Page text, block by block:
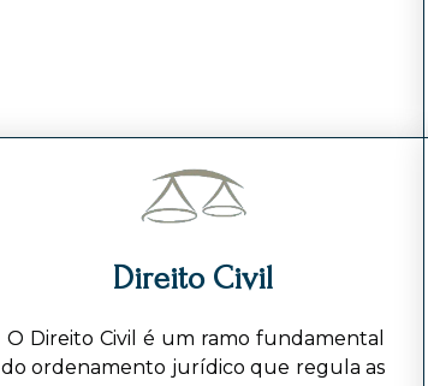
Direito Civil
O Direito Civil é um ramo fundamental
do ordenamento jurídico que regula as